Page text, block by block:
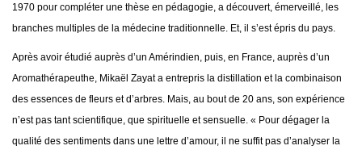
1970 pour compléter une thèse en pédagogie, a découvert, émerveillé, les
branches multiples de la médecine traditionnelle. Et, il s’est épris du pays.
Après avoir étudié auprès d’un Amérindien, puis, en France, auprès d’un
Aromathérapeuthe, Mikaël Zayat a entrepris la distillation et la combinaison
des essences de fleurs et d’arbres. Mais, au bout de 20 ans, son expérience
n’est pas tant scientifique, que spirituelle et sensuelle. « Pour dégager la
qualité des sentiments dans une lettre d’amour, il ne suffit pas d’analyser la